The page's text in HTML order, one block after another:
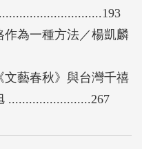
為一種方法／楊凱麟
藝春秋》與台灣千禧
........................267